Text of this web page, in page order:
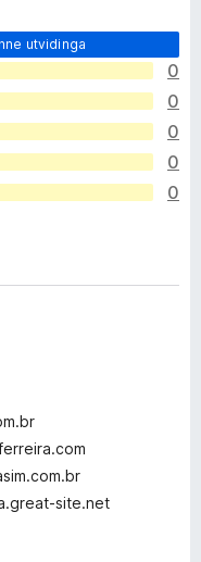
utvidinga
0
0
0
0
0
site.net